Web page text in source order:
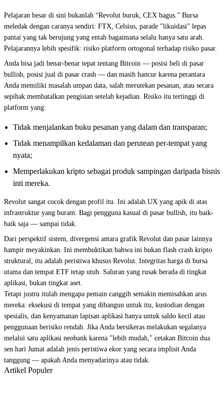
Pelajaran besar di sini bukanlah “Revolut buruk, CEX bagus.” Bursa
meledak dengan caranya sendiri: FTX, Celsius, parade "likuidasi" lepas
pantai yang tak berujung yang entah bagaimana selalu hanya satu arah.
Pelajarannya lebih spesifik: risiko platform ortogonal terhadap risiko pasar.
Anda bisa jadi benar-benar tepat tentang Bitcoin — posisi beli di pasar
bullish, posisi jual di pasar crash — dan masih hancur karena perantara
Anda memiliki masalah umpan data, salah merutekan pesanan, atau secara
sepihak membatalkan pengisian setelah kejadian. Risiko itu tertinggi di
platform yang:
Tidak menjalankan buku pesanan yang dalam dan transparan;
Tidak menampilkan kedalaman dan perutean per-tempat yang
nyata;
Memperlakukan kripto sebagai produk sampingan daripada bisnis
inti mereka.
Revolut sangat cocok dengan profil itu. Ini adalah UX yang apik di atas
infrastruktur yang buram. Bagi pengguna kasual di pasar bullish, itu baik-
baik saja — sampai tidak.
Dari perspektif sistem, divergensi antara grafik Revolut dan pasar lainnya
hampir meyakinkan. Ini membuktikan bahwa ini bukan flash crash kripto
struktural; itu adalah peristiwa khusus Revolut. Integritas harga di bursa
utama dan tempat ETF tetap utuh. Saluran yang rusak berada di tingkat
aplikasi, bukan tingkat aset.
Tetapi justru itulah mengapa pemain canggih semakin memisahkan arus
mereka: eksekusi di tempat yang dibangun untuk itu, kustodian dengan
spesialis, dan kenyamanan lapisan aplikasi hanya untuk saldo kecil atau
penggunaan berisiko rendah. Jika Anda bersikeras melakukan segalanya
melalui satu aplikasi neobank karena "lebih mudah," cetakan Bitcoin dua
sen hari Jumat adalah jenis peristiwa ekor yang secara implisit Anda
tanggung — apakah Anda menyadarinya atau tidak.
Artikel Populer